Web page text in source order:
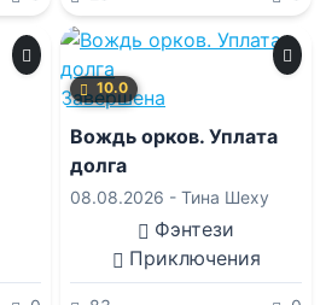
Завершена
10.0
Вождь орков. Уплата
долга
08.08.2026 - Тина Шеху
Фэнтези
Приключения